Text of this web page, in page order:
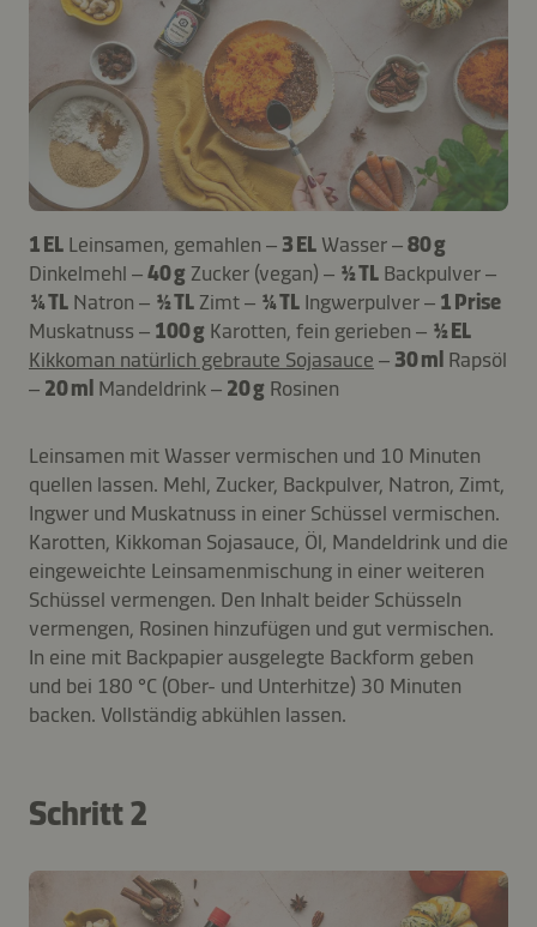
1 EL Leinsamen, gemahlen – 3 EL Wasser –80 g
Dinkelmehl –40 g Zucker (vegan) – ½ TL Backpulver –
¼ TL Natron – ½ TL Zimt – ¼ TL Ingwerpulver – 1 Prise
Muskatnuss – 100 g Karotten, fein gerieben – ½ EL
Kikkoman natürlich gebraute Sojasauce – 30 ml Rapsöl
– 20 ml Mandeldrink – 20 g Rosinen
Leinsamen mit Wasser vermischen und 10 Minuten
quellen lassen. Mehl, Zucker, Backpulver, Natron, Zimt,
Ingwer und Muskatnuss in einer Schüssel vermischen.
Karotten, Kikkoman Sojasauce, Öl, Mandeldrink und die
eingeweichte Leinsamenmischung in einer weiteren
Schüssel vermengen. Den Inhalt beider Schüsseln
vermengen, Rosinen hinzufügen und gut vermischen.
In eine mit Backpapier ausgelegte Backform geben
und bei 180 °C (Ober- und Unterhitze) 30 Minuten
backen. Vollständig abkühlen lassen.
Schritt 2